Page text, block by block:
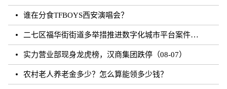
谁在分食TFBOYS西安演唱会？
二七区福华街街道多举措推进数字化城市平台案件处理工作
实力营业部现身龙虎榜，汉商集团跌停（08-07）
农村老人养老金多少？怎么算能领多少钱？